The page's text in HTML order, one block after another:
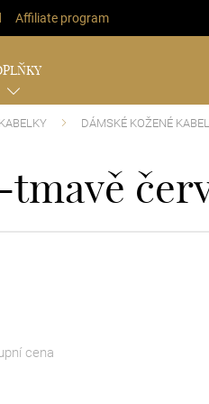
Affiliate program
DÁMSKÉ KOŽENÉ
cena